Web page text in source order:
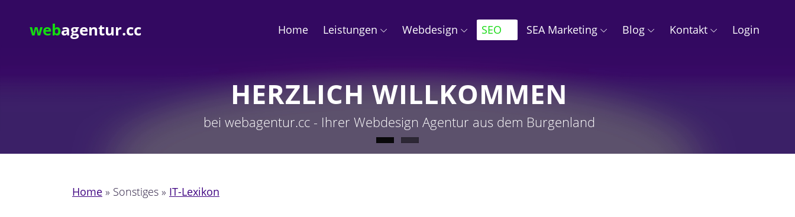
webagentur.cc Home Leistungen Webdesign SEO SEA Marketing Blog Kontakt Login
HERZLICH WILLKOMMEN
bei webagentur.cc - Ihrer Webdesign Agentur aus dem Burgenland
Home » Sonstiges » IT-Lexikon